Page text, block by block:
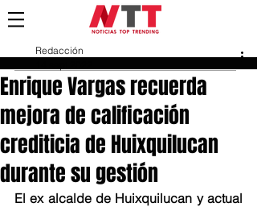
Enrique Vargas recuerda
mejora de calificación
crediticia de Huixquilucan
durante su gestión
Redacción
El ex alcalde de Huixquilucan y actual